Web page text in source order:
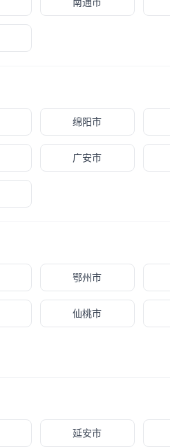
绵阳市
广安市
鄂州市
仙桃市
延安市